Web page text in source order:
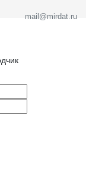
mail@mirdat.ru